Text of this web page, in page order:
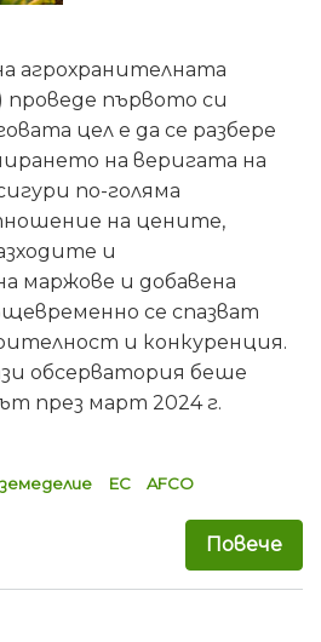
агрохранителната
проведе първото си
цел е да се разбере
на веригата на
по-голяма
на цените,
и
маржове и добавена
се спазват
и конкуренция.
обсерватория беше
през март 2024 г.
земеделие ЕС AFCO
Повече